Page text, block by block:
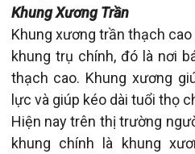
Khung Xương Trần
Khung xương trần thạch
khung trụ chính, đó là nơi
thạch cao. Khung xương
lực và giúp kéo dài tuổi thọ
Hiện nay trên thị trường
khung chính là khung